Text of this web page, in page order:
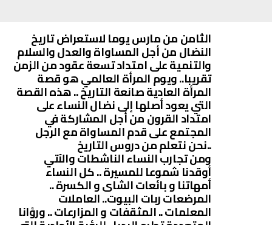
الثامن من مارس يوما لاستعراض تاريخ
النضال من أجل المساواة والعدل والسلام
والتنمية على امتداد تسعة عقود من الزمن
تقريبا.. ويوم المرأة العالمي هو قصة
المرأة العادية صانعة التاريخ .. هذه القصة
التي يعود أصلها إلى نضال النساء على
امتداد القرون من أجل المشاركة في
المجتمع على قدم المساواة مع الرجل
..نحن نتعلم من دروس التاريخ
ومن تجارب النساء الناشطات والآتي
أوقدنا شموعا للمسيرة .. كل النساء
أمهاتنا و بائعات الشاى و الكسرة ..
المرضعات ربات البيوت.. العاملات
المعلمات .. المثقفات و المزارعات .. ورؤانا